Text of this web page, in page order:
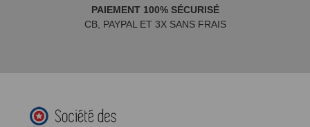
PAIEMENT 100% SÉCURISÉ
CB, PAYPAL ET 3X SANS FRAIS